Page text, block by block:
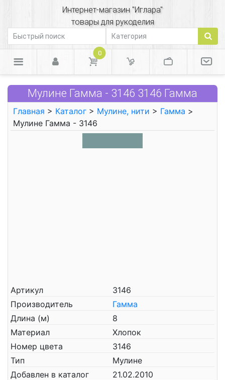
Интернет-магазин "Иглара"
товары для рукоделия
0
Мулине Гамма - 3146 3146 Гамма
Главная > Каталог > Мулине, нити > Гамма >
Мулине Гамма - 3146
Артикул
3146
Производитель
Гамма
Длина (м)
8
Материал
Хлопок
Номер цвета
3146
Тип
Мулине
Добавлен в каталог
21.02.2010